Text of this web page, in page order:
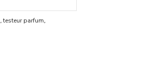
, testeur parfum,